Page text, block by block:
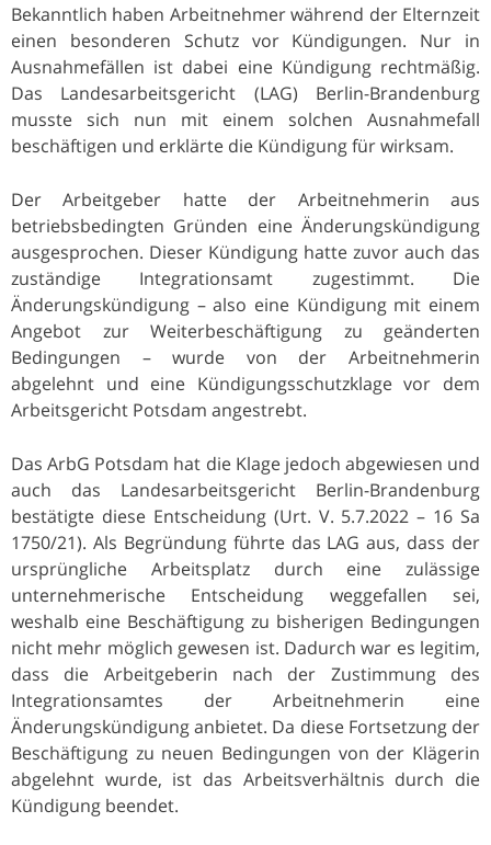
Bekanntlich haben Arbeitnehmer während der Elternzeit
einen besonderen Schutz vor Kündigungen. Nur in
Ausnahmefällen ist dabei eine Kündigung rechtmäßig.
Das Landesarbeitsgericht (LAG) Berlin-Brandenburg
musste sich nun mit einem solchen Ausnahmefall
beschäftigen und erklärte die Kündigung für wirksam.
Der Arbeitgeber hatte der Arbeitnehmerin aus
betriebsbedingten Gründen eine Änderungskündigung
ausgesprochen. Dieser Kündigung hatte zuvor auch das
zuständige Integrationsamt zugestimmt. Die
Änderungskündigung – also eine Kündigung mit einem
Angebot zur Weiterbeschäftigung zu geänderten
Bedingungen – wurde von der Arbeitnehmerin
abgelehnt und eine Kündigungsschutzklage vor dem
Arbeitsgericht Potsdam angestrebt.
Das ArbG Potsdam hat die Klage jedoch abgewiesen und
auch das Landesarbeitsgericht Berlin-Brandenburg
bestätigte diese Entscheidung (Urt. V. 5.7.2022 – 16 Sa
1750/21). Als Begründung führte das LAG aus, dass der
ursprüngliche Arbeitsplatz durch eine zulässige
unternehmerische Entscheidung weggefallen sei,
weshalb eine Beschäftigung zu bisherigen Bedingungen
nicht mehr möglich gewesen ist. Dadurch war es legitim,
dass die Arbeitgeberin nach der Zustimmung des
Integrationsamtes der Arbeitnehmerin eine
Änderungskündigung anbietet. Da diese Fortsetzung der
Beschäftigung zu neuen Bedingungen von der Klägerin
abgelehnt wurde, ist das Arbeitsverhältnis durch die
Kündigung beendet.